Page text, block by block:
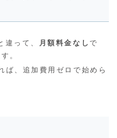
違って、 月額料金なし で
。
ば、追加費用ゼロで始めら